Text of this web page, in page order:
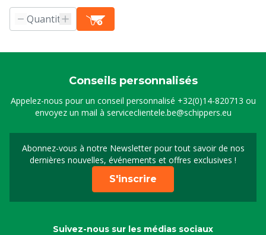
Conseils personnalisés
Appelez-nous pour un conseil personnalisé +32(0)14-820713 ou
envoyez un mail à serviceclientele.be@schippers.eu
Abonnez-vous à notre Newsletter pour tout savoir de nos
dernières nouvelles, événements et offres exclusives !
Inscrivez-vous à notre
S'inscrire
Suivez-nous sur les médias sociaux